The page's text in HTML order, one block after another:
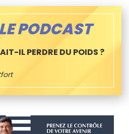
PODCAST
IL PERDRE DU POIDS ?